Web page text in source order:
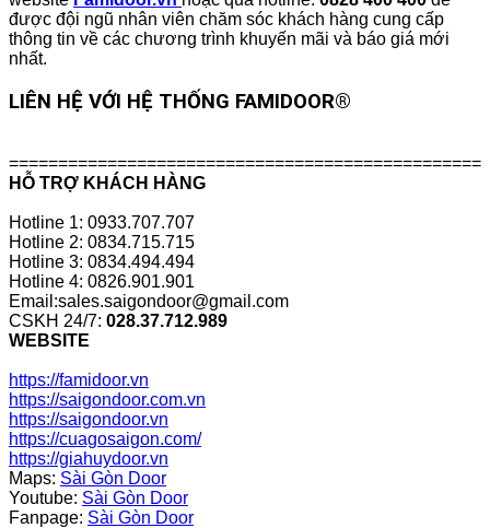
được đội ngũ nhân viên chăm sóc khách hàng cung cấp
thông tin về các chương trình khuyến mãi và báo giá mới
nhất.
LIÊN HỆ VỚI HỆ THỐNG FAMIDOOR®
================================================
HỖ TRỢ KHÁCH HÀNG
Hotline 1: 0933.707.707
Hotline 2: 0834.715.715
Hotline 3: 0834.494.494
Hotline 4: 0826.901.901
Email:sales.saigondoor@gmail.com
CSKH 24/7: 028.37.712.989
WEBSITE
https://famidoor.vn
https://saigondoor.com.vn
https://saigondoor.vn
https://cuagosaigon.com/
https://giahuydoor.vn
Maps: Sài Gòn Door
Youtube: Sài Gòn Door
Fanpage: Sài Gòn Door